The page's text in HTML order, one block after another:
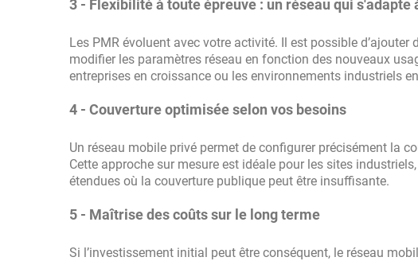
3 - Flexibilité à toute épreuve : un réseau qui s'adapte
Les PMR évoluent avec votre activité. Il est possible
modifier les paramètres réseau en fonction des nouveaux
entreprises en croissance ou les environnements industriels
4 - Couverture optimisée selon vos besoins
Un réseau mobile privé permet de configurer précisément la
Cette approche sur mesure est idéale pour les sites
étendues où la couverture publique peut être insuffisante.
5 - Maîtrise des coûts sur le long terme
Si l’investissement initial peut être conséquent, le réseau